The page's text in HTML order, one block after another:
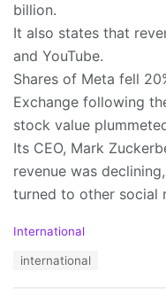
billion.
It also states that
and YouTube.
Shares of Meta fell
Exchange following
stock value
Its CEO, Mark
revenue was
turned to other social
C
International
international